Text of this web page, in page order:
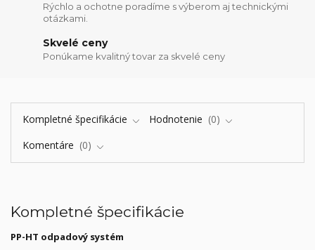
Rýchlo a ochotne poradíme s výberom aj technickými
otázkami.
Skvelé ceny
Ponúkame kvalitný tovar za skvelé ceny
Kompletné špecifikácie Hodnotenie
0
Komentáre
0
Kompletné špecifikácie
PP-HT odpadový systém